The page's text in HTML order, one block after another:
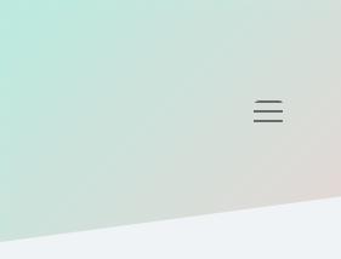
Gizlilik Politikası
menüyü